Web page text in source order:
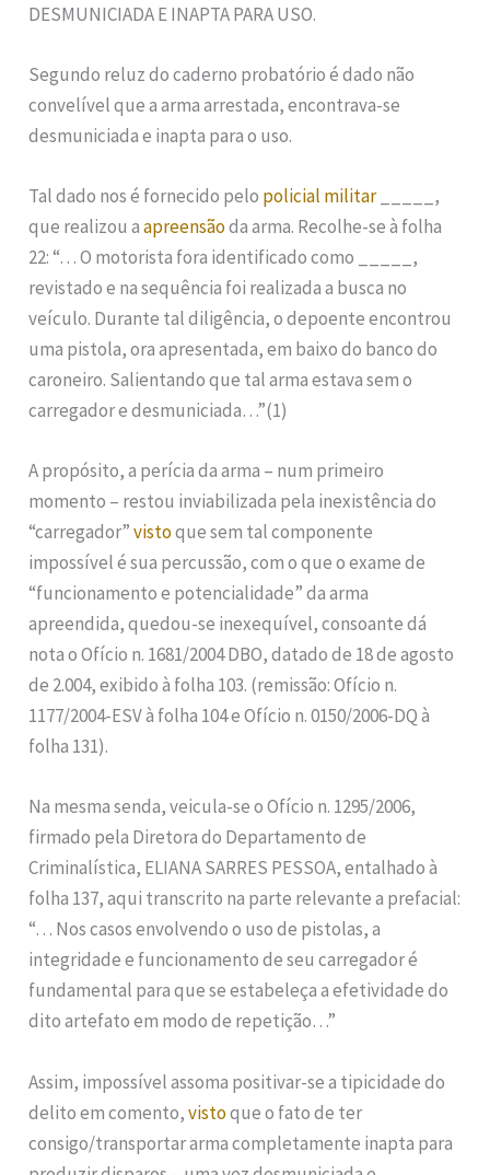
DESMUNICIADA E INAPTA PARA USO.
Segundo reluz do caderno probatório é dado não
convelível que a arma arrestada, encontrava-se
desmuniciada e inapta para o uso.
Tal dado nos é fornecido pelo policial militar_____,
que realizou aapreensãoda arma. Recolhe-se à folha
22: “… O motorista fora identificado como _____,
revistado e na sequência foi realizada a busca no
veículo. Durante tal diligência, o depoente encontrou
uma pistola, ora apresentada, em baixo do banco do
caroneiro. Salientando que tal arma estava sem o
carregador e desmuniciada…”(1)
A propósito, a perícia da arma – num primeiro
momento – restou inviabilizada pela inexistência do
“carregador”vistoque sem tal componente
impossível é sua percussão, com o que o exame de
“funcionamento e potencialidade” da arma
apreendida, quedou-se inexequível, consoante dá
nota o Ofício n. 1681/2004 DBO, datado de 18 de agosto
de 2.004, exibido à folha 103. (remissão: Ofício n.
1177/2004-ESV à folha 104 e Ofício n. 0150/2006-DQ à
folha 131).
Na mesma senda, veicula-se o Ofício n. 1295/2006,
firmado pela Diretora do Departamento de
Criminalística, ELIANA SARRES PESSOA, entalhado à
folha 137, aqui transcrito na parte relevante a prefacial:
“… Nos casos envolvendo o uso de pistolas, a
integridade e funcionamento de seu carregador é
fundamental para que se estabeleça a efetividade do
dito artefato em modo de repetição…”
Assim, impossível assoma positivar-se a tipicidade do
delito em comento,vistoque o fato de ter
consigo/transportar arma completamente inapta para